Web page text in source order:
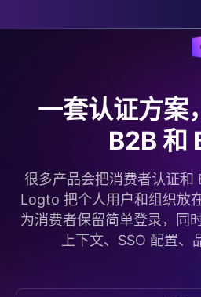
一套认证方案
B2B 和
很多产品会把消费者认证和
Logto 把个人用户和组织放
为消费者保留简单登录，同
上下文、SSO 配置、